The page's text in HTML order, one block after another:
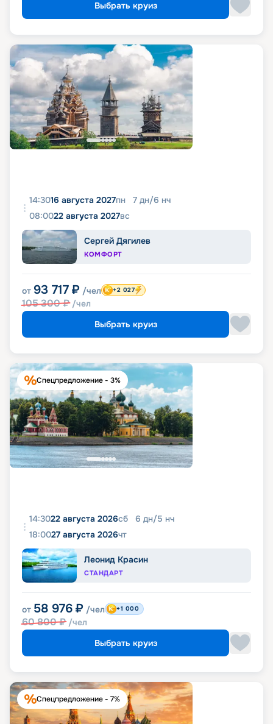
Выбрать круиз
14:3016 августа 2027пн 7 дн/6 нч
08:0022 августа 2027вс
Сергей Дягилев
КОМФОРТ
от 93 717 ₽ /чел
105 300₽ /чел
+2 027
Выбрать круиз
Спецпредложение - 3%
14:3022 августа 2026сб 6 дн/5 нч
18:0027 августа 2026чт
Леонид Красин
СТАНДАРТ
от 58 976 ₽ /чел
60 800₽ /чел
+1 000
Выбрать круиз
Спецпредложение - 7%